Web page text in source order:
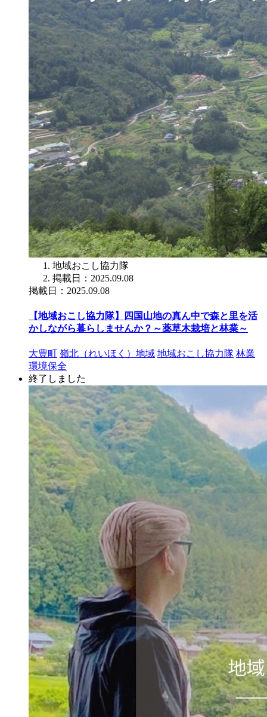
地域おこし協力隊
掲載日：2025.09.08
掲載日：2025.09.08
【地域おこし協力隊】四国山地の真ん中で森と里を活
かしながら暮らしませんか？～薬草木栽培と林業～
大豊町 嶺北（れいほく）地域 地域おこし協力隊 林業
環境保全
終了しました